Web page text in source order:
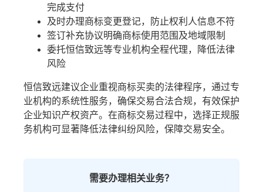
完成支付
及时办理商标变更登记，防止权利人信息不符
签订补充协议明确商标使用范围及地域限制
委托恒信致远等专业机构全程代理，降低法律
风险
恒信致远建议企业重视商标买卖的法律程序，通过专
业机构的系统性服务，确保交易合法合规，有效保护
企业知识产权资产。在商标交易过程中，选择正规服
务机构可显著降低法律纠纷风险，保障交易安全。
需要办理相关业务？